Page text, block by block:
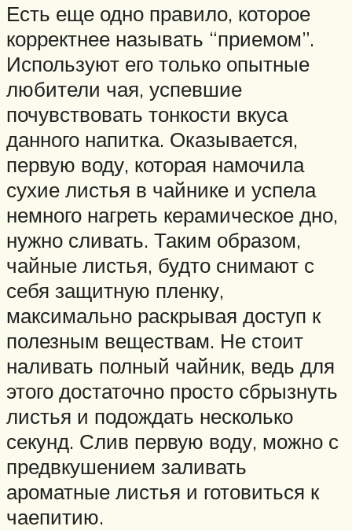
Есть еще одно правило, которое
корректнее называть “приемом”.
Используют его только опытные
любители чая, успевшие
почувствовать тонкости вкуса
данного напитка. Оказывается,
первую воду, которая намочила
сухие листья в чайнике и успела
немного нагреть керамическое дно,
нужно сливать. Таким образом,
чайные листья, будто снимают с
себя защитную пленку,
максимально раскрывая доступ к
полезным веществам. Не стоит
наливать полный чайник, ведь для
этого достаточно просто сбрызнуть
листья и подождать несколько
секунд. Слив первую воду, можно с
предвкушением заливать
ароматные листья и готовиться к
чаепитию.